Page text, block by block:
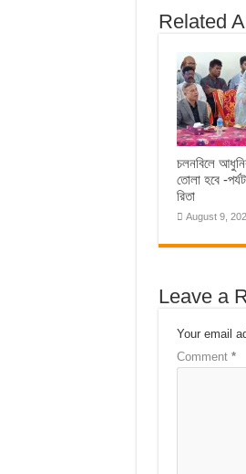
Related
চলনবিলে
তোলা হবে -
রিতা
August 9,
Leave a
Your email
Comment *